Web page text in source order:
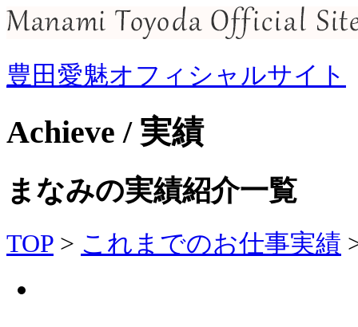
豊田愛魅オフィシャルサイト
Achieve / 実績
まなみの実績紹介一覧
TOP > これまでのお仕事実績